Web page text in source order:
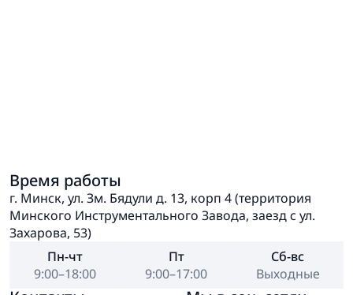
Время работы
г. Минск, ул. Зм. Бядули д. 13, корп 4 (территория
Минского Инструментального Завода, заезд с ул.
Захарова, 53)
Пн-чт
9:00–18:00
Пт
9:00–17:00
Сб-вс
Выходные